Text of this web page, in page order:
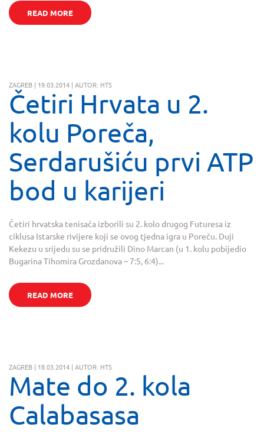
READ MORE
ZAGREB | 19.03.2014 | AUTOR: HTS
Četiri Hrvata u 2.
kolu Poreča,
Serdarušiću prvi ATP
bod u karijeri
Četiri hrvatska tenisača izborili su 2. kolo drugog Futuresa iz
ciklusa Istarske rivijere koji se ovog tjedna igra u Poreču. Duji
Kekezu u srijedu su se pridružili Dino Marcan (u 1. kolu pobijedio
Bugarina Tihomira Grozdanova – 7:5, 6:4)...
READ MORE
ZAGREB | 18.03.2014 | AUTOR: HTS
Mate do 2. kola
Calabasasa